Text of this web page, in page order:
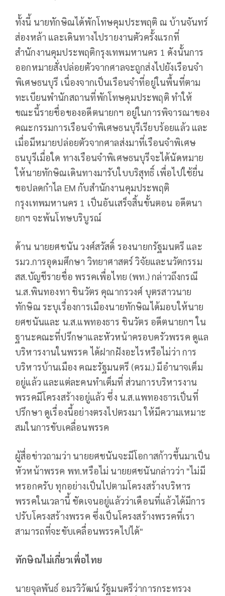
ทั้งนี้ นายทักษิณได้พักโทษคุมประพฤติ ณ บ้านจันทร์
ส่องหล้า และเดินทางไปรายงานตัวครั้งแรกที่
สำนักงานคุมประพฤติกรุงเทพมหานคร 1 ดังนั้นการ
ออกหมายสั่งปล่อยตัวจากศาลจะถูกส่งไปยังเรือนจำ
พิเศษธนบุรี เนื่องจากเป็นเรือนจำที่อยู่ในพื้นที่ตาม
ทะเบียนพำนักสถานที่พักโทษคุมประพฤติ ทำให้
ขณะนี้รายชื่อของอดีตนายกฯ อยู่ในการพิจารณาของ
คณะกรรมการเรือนจำพิเศษธนบุรีเรียบร้อยแล้ว และ
เมื่อมีหมายปล่อยตัวจากศาลส่งมาที่เรือนจำพิเศษ
ธนบุรีเมื่อใด ทางเรือนจำพิเศษธนบุรีจะได้นัดหมาย
ให้นายทักษิณเดินทางมารับใบบริสุทธิ์ เพื่อไปใช้ยื่น
ขอปลดกำไล EM กับสำนักงานคุมประพฤติ
กรุงเทพมหานคร 1 เป็นอันเสร็จสิ้นขั้นตอน อดีตนา
ยกฯ จะพ้นโทษบริบูรณ์
ด้าน นายยศชนัน วงศ์สวัสดิ์ รองนายกรัฐมนตรี และ
รมว.การอุดมศึกษา วิทยาศาสตร์ วิจัยและนวัตกรรม
สส.บัญชีรายชื่อ พรรคเพื่อไทย (พท.) กล่าวถึงกรณี
น.ส.พินทองทา ชินวัตร คุณากรวงศ์ บุตรสาวนาย
ทักษิณ ระบุเรื่องการเมืองนายทักษิณได้มอบให้นาย
ยศชนันและ น.ส.แพทองธาร ชินวัตร อดีตนายกฯ ใน
ฐานะคณะที่ปรึกษาและหัวหน้าครอบครัวพรรค ดูแล
บริหารงานในพรรค ได้ฝากฝังอะไรหรือไม่ว่า การ
บริหารบ้านเมือง คณะรัฐมนตรี (ครม.) มีอำนาจเต็ม
อยู่แล้ว และแต่ละคนทำเต็มที่ ส่วนการบริหารงาน
พรรคมีโครงสร้างอยู่แล้ว ซึ่ง น.ส.แพทองธารเป็นที่
ปรึกษา ดูเรื่องนี้อย่างตรงไปตรงมา ให้มีความเหมาะ
สมในการขับเคลื่อนพรรค
ผู้สื่อข่าวถามว่า นายยศชนันจะมีโอกาสก้าวขึ้นมาเป็น
หัวหน้าพรรค พท.หรือไม่ นายยศชนันกล่าวว่า "ไม่มี
หรอกครับ ทุกอย่างเป็นไปตามโครงสร้างบริหาร
พรรคในเวลานี้ ชัดเจนอยู่แล้วว่าเดือนที่แล้วได้มีการ
ปรับโครงสร้างพรรค ซึ่งเป็นโครงสร้างพรรคที่เรา
สามารถที่จะขับเคลื่อนพรรคไปได้"
ทักษิณไม่เกี่ยวเพื่อไทย
นายจุลพันธ์ อมรวิวัฒน์ รัฐมนตรีว่าการกระทรวง